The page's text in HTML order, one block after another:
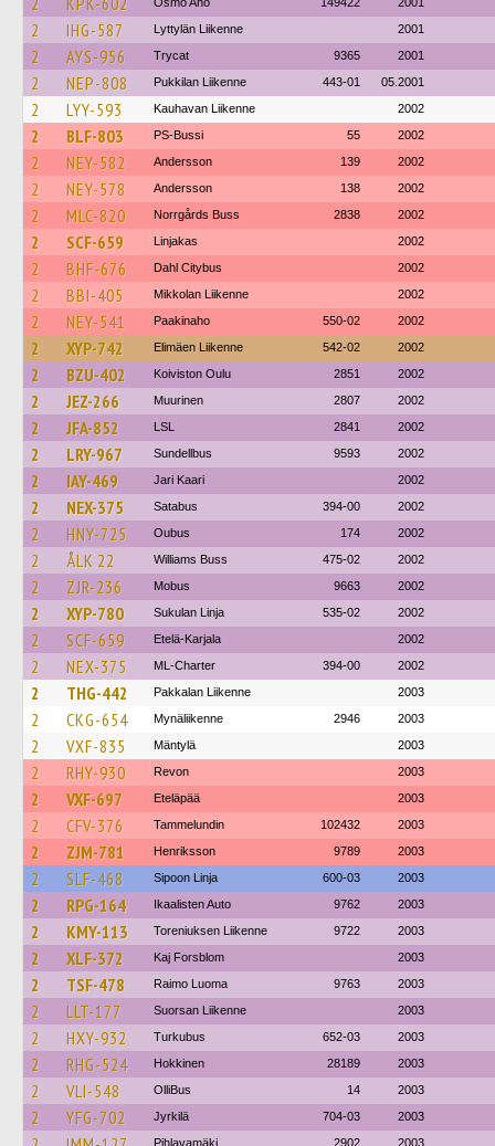
2 IHG-587 Lyttylän Liikenne 2001
2 AYS-956 Trycat 9365 2001
2 NEP-808 Pukkilan Liikenne 443-01 05.2001
2 LYY-593 Kauhavan Liikenne 2002
2 BLF-803 PS-Bussi 55 2002
2 NEY-582 Andersson 139 2002
2 NEY-578 Andersson 138 2002
2 MLC-820 Norrgårds Buss 2838 2002
2 SCF-659 Linjakas 2002
2 BHF-676 Dahl Citybus 2002
2 BBI-405 Mikkolan Liikenne 2002
2 NEY-541 Paakinaho 550-02 2002
2 XYP-742 Elimäen Liikenne 542-02 2002
2 BZU-402 Koiviston Oulu 2851 2002
2 JEZ-266 Muurinen 2807 2002
2 JFA-852 LSL 2841 2002
2 LRY-967 Sundellbus 9593 2002
2 IAY-469 Jari Kaari 2002
2 NEX-375 Satabus 394-00 2002
2 HNY-725 Oubus 174 2002
2 ÅLK 22 Williams Buss 475-02 2002
2 ZJR-236 Mobus 9663 2002
2 XYP-780 Sukulan Linja 535-02 2002
2 SCF-659 Etelä-Karjala 2002
2 NEX-375 ML-Charter 394-00 2002
2 THG-442 Pakkalan Liikenne 2003
2 CKG-654 Mynäliikenne 2946 2003
2 VXF-835 Mäntylä 2003
2 RHY-930 Revon 2003
2 VXF-697 Eteläpää 2003
2 CFV-376 Tammelundin 102432 2003
2 ZJM-781 Henriksson 9789 2003
2 SLF-468 Sipoon Linja 600-03 2003
2 RPG-164 Ikaalisten Auto 9762 2003
2 KMY-113 Toreniuksen Liikenne 9722 2003
2 XLF-372 Kaj Forsblom 2003
2 TSF-478 Raimo Luoma 9763 2003
2 LLT-177 Suorsan Liikenne 2003
2 HXY-932 Turkubus 652-03 2003
2 RHG-524 Hokkinen 28189 2003
2 VLI-548 OlliBus 14 2003
2 YFG-702 Jyrkilä 704-03 2003
Pihlavamäki 2902 2003